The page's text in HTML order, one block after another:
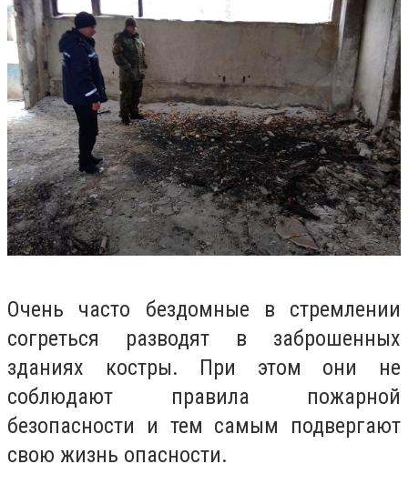
Очень часто бездомные в стремлении
согреться разводят в заброшенных
зданиях костры. При этом они не
соблюдают правила пожарной
безопасности и тем самым подвергают
свою жизнь опасности.